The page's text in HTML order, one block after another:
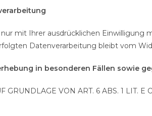
mit Ihrer ausdrücklichen
Datenverarbeitung bleibt vom
in besonderen Fällen sowie
VON ART. 6 ABS. 1 LIT.